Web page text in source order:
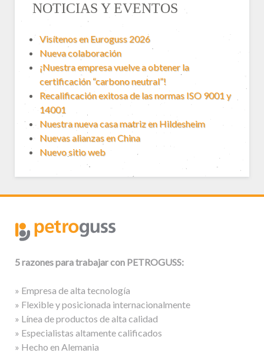
NOTICIAS Y EVENTOS
Visítenos en Euroguss 2026
Nueva colaboración
¡Nuestra empresa vuelve a obtener la
certificación “carbono neutral”!
Recalificación exitosa de las normas ISO 9001 y
14001
Nuestra nueva casa matriz en Hildesheim
Nuevas alianzas en China
Nuevo sitio web
5 razones para trabajar con PETROGUSS:
» Empresa de alta tecnología
» Flexible y posicionada internacionalmente
» Línea de productos de alta calidad
» Especialistas altamente calificados
» Hecho en Alemania